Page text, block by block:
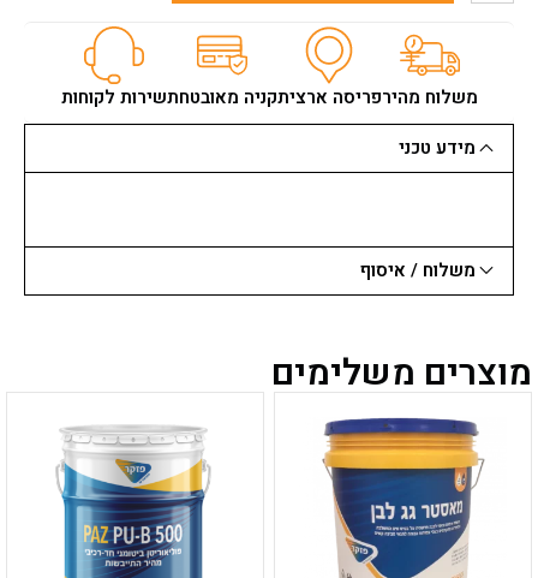
משלוח מהירפריסה ארציתקניה מאובטחתשירות לקוחות
מידע טכני
משלוח / איסוף
מוצרים משלימים